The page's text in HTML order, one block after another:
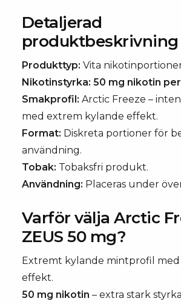
Detaljerad
produktbeskrivning
Produkttyp: Vita
Nikotinstyrka: 50 mg nikotin
Smakprofil: Arctic Freeze –
med extrem kylande effekt.
Format: Diskreta portioner för
användning.
Tobak: Tobaksfri produkt.
Användning: Placeras under
Varför välja Arctic
ZEUS 50 mg?
Extremt kylande mintprofil med
effekt.
50 mg nikotin – extra stark